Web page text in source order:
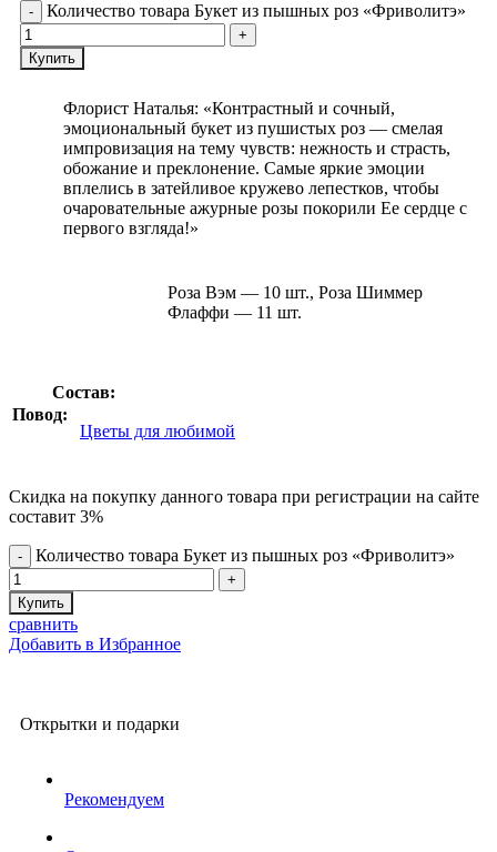
Количество товара Букет из пышных роз «Фриволитэ»
Купить
Флорист Наталья: «Контрастный и сочный,
эмоциональный букет из пушистых роз — смелая
импровизация на тему чувств: нежность и страсть,
обожание и преклонение. Самые яркие эмоции
вплелись в затейливое кружево лепестков, чтобы
очаровательные ажурные розы покорили Ее сердце с
первого взгляда!»
Состав:
Роза Вэм — 10 шт., Роза Шиммер
Флаффи — 11 шт.
Повод:
Цветы для любимой
Скидка на покупку данного товара при регистрации на сайте
составит 3%
Количество товара Букет из пышных роз «Фриволитэ»
Купить
сравнить
Добавить в Избранное
Открытки и подарки
Рекомендуем